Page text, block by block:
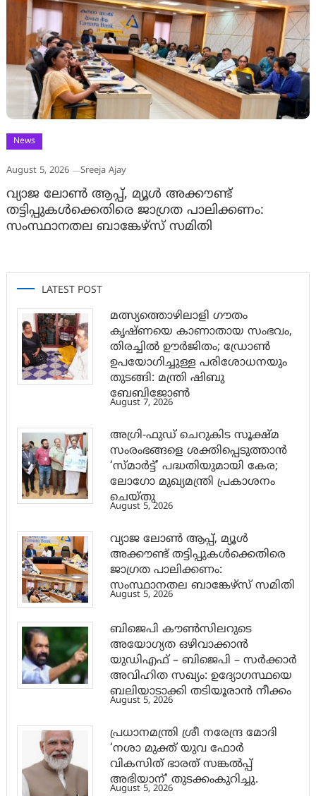
News
August 5, 2026 Sreeja Ajay
വ്യാജ ലോൺ ആപ്പ്, മ്യൂൾ അക്കൗണ്ട്
തട്ടിപ്പുകൾക്കെതിരെ ജാ​ഗ്രത പാലിക്കണം:
സംസ്ഥാനതല ബാങ്കേഴ്സ് സമിതി
LATEST POST
മത്സ്യത്തൊഴിലാളി ഗൗതം
കൃഷ്ണയെ കാണാതായ സംഭവം,
തിരച്ചിൽ ഊർജിതം; ഡ്രോണ്‍
ഉപയോഗിച്ചുള്ള പരിശോധനയും
തുടങ്ങി: മന്ത്രി ഷിബു
ബേബിജോണ്‍
August 7, 2026
അഗ്രി-ഫുഡ് ചെറുകിട സൂക്ഷ്മ
സംരംഭങ്ങളെ ശക്തിപ്പെടുത്താന്‍
‘സ്മാര്‍ട്ട്’ പദ്ധതിയുമായി കേര;
ലോഗോ മുഖ്യമന്ത്രി പ്രകാശനം
ചെയ്തു
August 5, 2026
വ്യാജ ലോൺ ആപ്പ്, മ്യൂൾ
അക്കൗണ്ട് തട്ടിപ്പുകൾക്കെതിരെ
ജാ​ഗ്രത പാലിക്കണം:
സംസ്ഥാനതല ബാങ്കേഴ്സ് സമിതി
August 5, 2026
ബിജെപി കൗൺസിലറുടെ
അയോഗ്യത ഒഴിവാക്കാൻ
യുഡിഎഫ് – ബിജെപി – സർക്കാർ
അവിഹിത സഖ്യം: ഉദ്യോഗസ്ഥയെ
ബലിയാടാക്കി തടിയൂരാൻ നീക്കം
August 5, 2026
പ്രധാനമന്ത്രി ശ്രീ നരേന്ദ്ര മോദി
‘നശാ മുക്ത് യുവ ഫോർ
വികസിത് ഭാരത് സങ്കൽപ്പ്
അഭിയാന്’ തുടക്കംകുറിച്ചു.
August 5, 2026